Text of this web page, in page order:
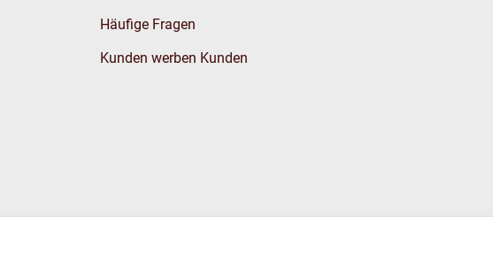
Häufige Fragen
Kunden werben Kunden